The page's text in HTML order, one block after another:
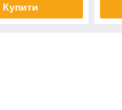
Купити